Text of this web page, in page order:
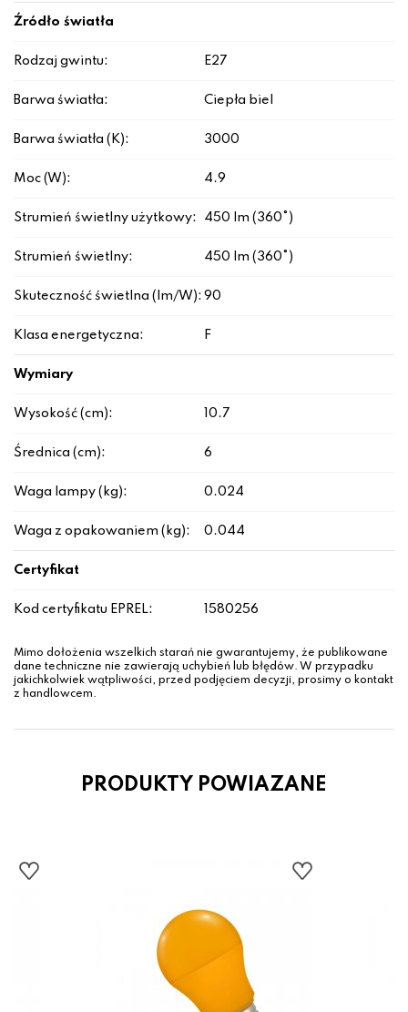
Źródło światła
Rodzaj gwintu: E27
Barwa światła: Ciepła biel
Barwa światła (K): 3000
Moc (W): 4.9
Strumień świetlny użytkowy: 450 lm (360°)
Strumień świetlny: 450 lm (360°)
Skuteczność świetlna (lm/W): 90
Klasa energetyczna: F
Wymiary
Wysokość (cm): 10.7
Średnica (cm): 6
Waga lampy (kg): 0.024
Waga z opakowaniem (kg): 0.044
Certyfikat
Kod certyfikatu EPREL: 1580256
Mimo dołożenia wszelkich starań nie gwarantujemy, że publikowane
dane techniczne nie zawierają uchybień lub błędów. W przypadku
jakichkolwiek wątpliwości, przed podjęciem decyzji, prosimy o kontakt
z handlowcem.
PRODUKTY POWIAZANE